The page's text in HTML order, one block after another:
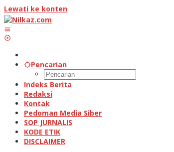
Lewati ke konten
Pencarian
Indeks Berita
Redaksi
Kontak
Pedoman Media Siber
SOP JURNALIS
KODE ETIK
DISCLAIMER